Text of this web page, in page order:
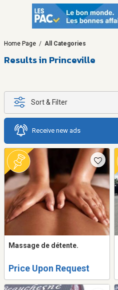
Home Page / All Categories
Results in Princeville
Sort & Filter
Receive new ads
Massage de détente.
Price Upon Request